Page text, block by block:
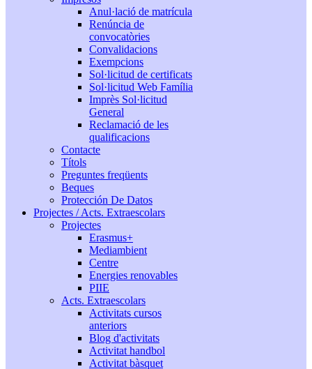
Anul·lació de matrícula
Renúncia de
convocatòries
Convalidacions
Exempcions
Sol·licitud de certificats
Sol·licitud Web Família
Imprès Sol·licitud
General
Reclamació de les
qualificacions
Contacte
Títols
Preguntes freqüents
Beques
Protección De Datos
Projectes / Acts. Extraescolars
Projectes
Erasmus+
Mediambient
Centre
Energies renovables
PIIE
Acts. Extraescolars
Activitats cursos
anteriors
Blog d'activitats
Activitat handbol
Activitat bàsquet